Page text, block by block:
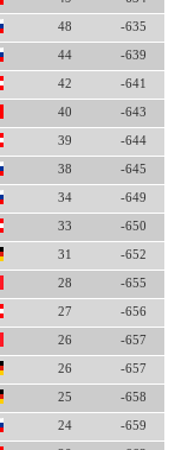
48 -635
44 -639
42 -641
40 -643
39 -644
38 -645
34 -649
33 -650
31 -652
28 -655
27 -656
26 -657
26 -657
25 -658
24 -659